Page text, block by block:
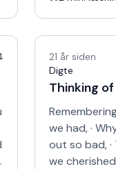
21 år siden
Digte
Thinking
we had, ·
out so bad,
we